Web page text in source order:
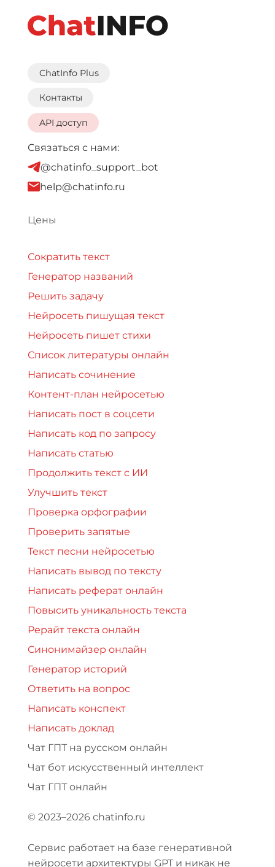
ChatInfo Plus
Контакты
API доступ
Связаться с нами:
@chatinfo_support_bot
help@chatinfo.ru
Цены
Сократить текст
Генератор названий
Решить задачу
Нейросеть пишущая текст
Нейросеть пишет стихи
Список литературы онлайн
Написать сочинение
Контент-план нейросетью
Написать пост в соцсети
Написать код по запросу
Написать статью
Продолжить текст с ИИ
Улучшить текст
Проверка орфографии
Проверить запятые
Текст песни нейросетью
Написать вывод по тексту
Написать реферат онлайн
Повысить уникальность текста
Рерайт текста онлайн
Синонимайзер онлайн
Генератор историй
Ответить на вопрос
Написать конспект
Написать доклад
Чат ГПТ на русском онлайн
Чат бот искусственный интеллект
Чат ГПТ онлайн
© 2023–2026 chatinfo.ru
Сервис работает на базе генеративной
нейросети архитектуры GPT и никак не